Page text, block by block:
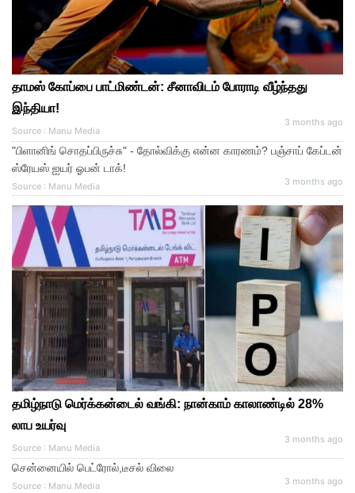
தாமஸ் கோப்பை பாட்மிண்டன்: சீனாவிடம் போராடி வீழ்ந்தது
இந்தியா!
Source : Manu Media
3 months ago
"பிளானிங் சொதப்பிருச்சு" - தோல்விக்கு என்ன காரணம்? பஞ்சாப் கேப்டன்
ஸ்ரேயஸ் ஐயர் ஓபன் டாக்!
Source : Manu Media 3 months ago
தமிழ்நாடு மெர்க்கன்டைல் வங்கி: நான்காம் காலாண்டில் 28%
லாப உயர்வு
Source : Manu Media
3 months ago
சென்னையில் பெட்ரோல்,டீசல் விலை
Source : Manu Media 3 months ago